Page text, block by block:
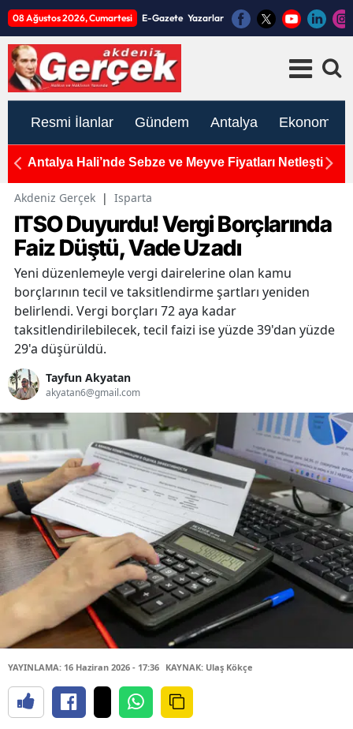
08 Ağustos 2026, Cumartesi E-Gazete Yazarlar
Resmi İlanlar Gündem Antalya Ekonomi
Antalya Hali’nde Sebze ve Meyve Fiyatları Netleşti
Akdeniz Gerçek | Isparta
ITSO Duyurdu! Vergi Borçlarında
Faiz Düştü, Vade Uzadı
Yeni düzenlemeyle vergi dairelerine olan kamu
borçlarının tecil ve taksitlendirme şartları yeniden
belirlendi. Vergi borçları 72 aya kadar
taksitlendirilebilecek, tecil faizi ise yüzde 39'dan yüzde
29'a düşürüldü.
Tayfun Akyatan
akyatan6@gmail.com
YAYINLAMA: 16 Haziran 2026 - 17:36 KAYNAK: Ulaş Kökçe